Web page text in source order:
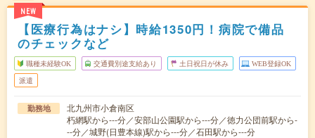
NEW
【医療行為はナシ】時給1350円！病院で備品
のチェックなど
職種未経験OK 交通費別途支給あり 土日祝日が休み WEB登録OK
派遣
勤務地
北九州市小倉南区
朽網駅から---分／安部山公園駅から---分／徳力公団前駅から-
--分／城野(日豊本線)駅から---分／石田駅から---分